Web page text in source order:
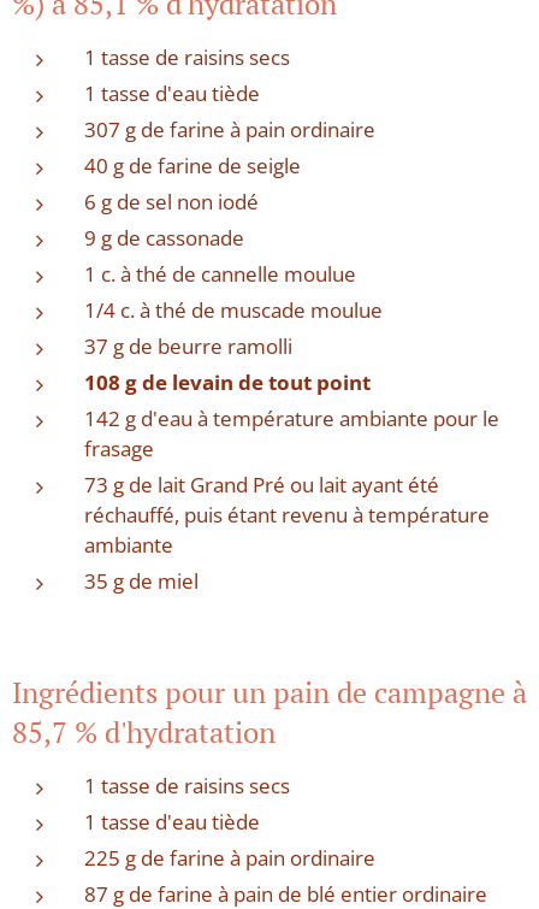
1 tasse de raisins secs
1 tasse d'eau tiède
307 g de farine à pain ordinaire
40 g de farine de seigle
6 g de sel non iodé
9 g de cassonade
1 c. à thé de cannelle moulue
1/4 c. à thé de muscade moulue
37 g de beurre ramolli
108 g de levain de tout point
142 g d'eau à température ambiante pour le
frasage
73 g de lait Grand Pré ou lait ayant été
réchauffé, puis étant revenu à température
ambiante
35 g de miel
Ingrédients pour un pain de campagne à
85,7 % d'hydratation
1 tasse de raisins secs
1 tasse d'eau tiède
225 g de farine à pain ordinaire
87 g de farine à pain de blé entier ordinaire